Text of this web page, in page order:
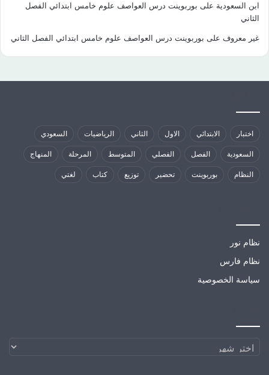
ابن السعودية على بوربوينت درس العواصف علوم خامس ابتدائي الفصل
الثاني
غير معروف على بوربوينت درس العواصف علوم خامس ابتدائي الفصل الثاني
اختبار الابتدائي الاول الثاني الرياضيات السعودي
السعودية الفصل الفصلي المتوسط المرحلة المنهاج
النظام بوربوينت تحضير توزيع كتاب لغتي
نظام نور
نظام فارس
سياسة الخصوصية
الارشيف